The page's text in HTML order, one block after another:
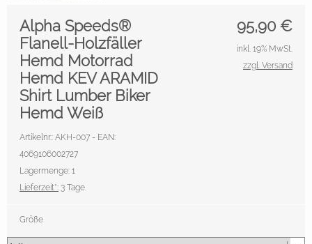
95,90 €
Alpha Speeds®
Flanell-Holzfäller
Hemd Motorrad
Hemd KEV ARAMID
Shirt Lumber Biker
Hemd Weiß
Artikelnr.: AKH-007 - EAN:
4069106002727
Lagermenge: 1
Lieferzeit*: 3 Tage
inkl. 19% MwSt.
zzgl. Versand
Größe